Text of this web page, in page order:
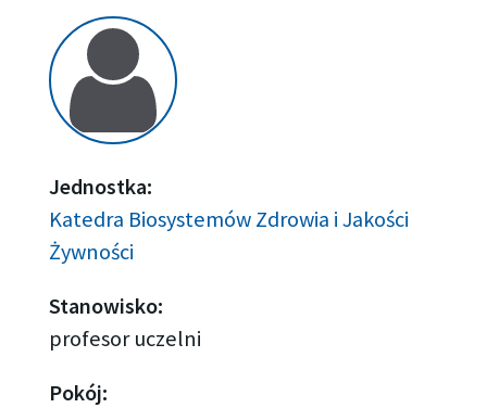
Jednostka:
Katedra Biosystemów Zdrowia i Jakości
Żywności
Stanowisko:
profesor uczelni
Pokój: